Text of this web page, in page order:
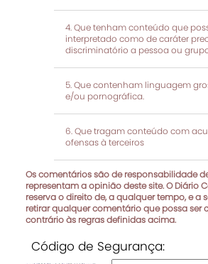
Que tenham conteúdo que
interpretado como de caráter
discriminatório a pessoa ou
Que contenham linguagem
e/ou pornográfica.
Que tragam conteúdo com
ofensas à terceiros
Os comentários são de responsabilidade
representam a opinião deste site. O Diário
reserva o direito de, a qualquer tempo, e a
retirar qualquer comentário que possa ser
contrário às regras definidas acima.
Código de Segurança: